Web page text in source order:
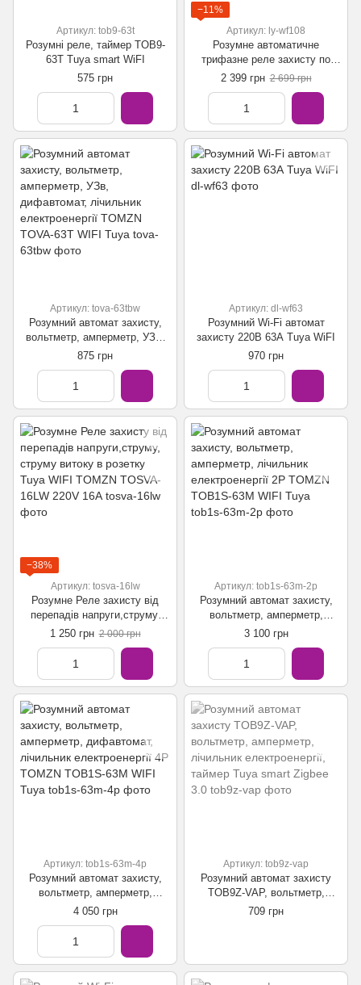
Артикул: tob9-63t
Розумні реле, таймер TOB9-
63T Tuya smart WiFI
575 грн
−11%
Артикул: ly-wf108
Розумне автоматичне
трифазне реле захисту по
напрузі та струму LY-WF108
tuya wifi 100A
2 399 грн 2 699 грн
Артикул: tova-63tbw
Розумний автомат захисту,
вольтметр, амперметр, УЗв,
дифавтомат, лічильник
електроенергії TOMZN TOVA-
63T WIFI Tuya
875 грн
Артикул: dl-wf63
Розумний Wi-Fi автомат
захисту 220В 63А Tuya WiFI
970 грн
−38%
Артикул: tosva-16lw
Розумне Реле захисту від
перепадів напруги,струму,
струму витоку в розетку Tuya
220V 16А
1 250 грн 2 000 грн
Артикул: tob1s-63m-2p
Розумний автомат захисту,
вольтметр, амперметр,
лічильник електроенергії 2P
3 100 грн
Артикул: tob1s-63m-4p
Розумний автомат захисту,
вольтметр, амперметр,
дифавтомат, лічильник
TOB1S-63M WIFI Tuya
4 050 грн
Артикул: tob9z-vap
Розумний автомат захисту
TOB9Z-VAP, вольтметр,
амперметр, лічильник
709 грн